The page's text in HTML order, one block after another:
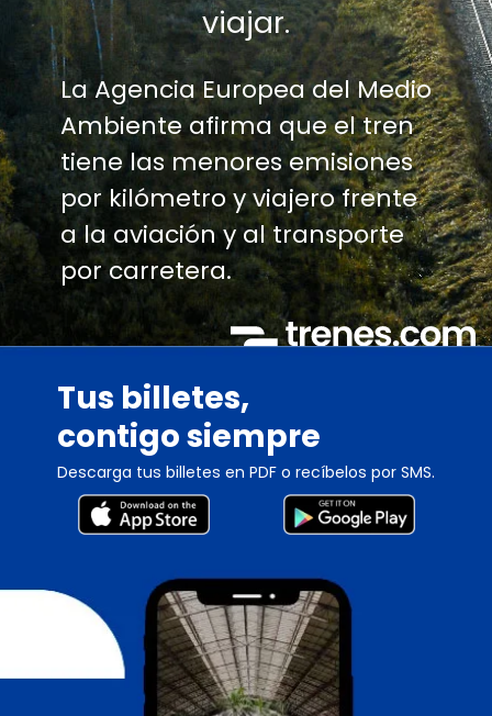
viajar.
La Agencia Europea del Medio
Ambiente afirma que el tren
tiene las menores emisiones
por kilómetro y viajero frente
a la aviación y al transporte
por carretera.
Tus billetes,
contigo siempre
Descarga tus billetes en PDF o recíbelos por SMS.